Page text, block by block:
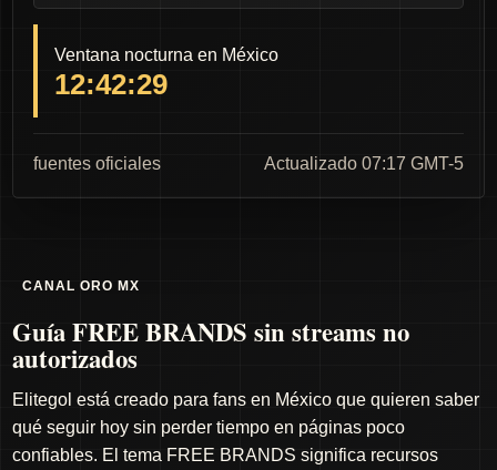
Ventana nocturna en México
12:42:28
fuentes oficiales Actualizado 07:17 GMT-5
CANAL ORO MX
Guía FREE BRANDS sin streams no
autorizados
Elitegol está creado para fans en México que quieren saber
qué seguir hoy sin perder tiempo en páginas poco
confiables. El tema FREE BRANDS significa recursos